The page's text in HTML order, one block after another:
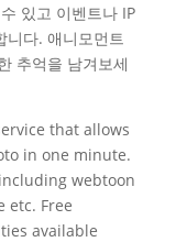
있고 이벤트나 IP
니다. 애니모먼트
추억을 남겨보세
that allows
in one minute.
webtoon
etc. Free
available